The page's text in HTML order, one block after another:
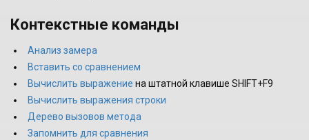
Контекстные команды
Анализ замера
Вставить со сравнением
Вычислить выражение на штатной клавише SHIFT+F9
Вычислить выражения строки
Дерево вызовов метода
Запомнить для сравнения